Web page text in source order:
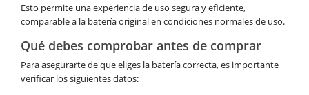
Esto permite una experiencia de uso segura y eficiente,
comparable a la batería original en condiciones normales de uso.
Qué debes comprobar antes de comprar
Para asegurarte de que eliges la batería correcta, es importante
verificar los siguientes datos: